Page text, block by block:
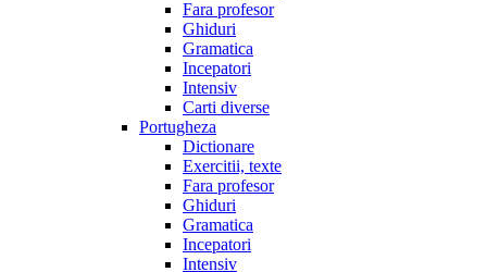
Fara profesor
Ghiduri
Gramatica
Incepatori
Intensiv
Carti diverse
Portugheza
Dictionare
Exercitii, texte
Fara profesor
Ghiduri
Gramatica
Incepatori
Intensiv